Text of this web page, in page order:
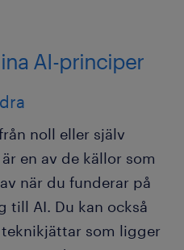
AI-principer
noll eller själv
är en av de källor som
när du funderar på
till AI. Du kan också
som ligger